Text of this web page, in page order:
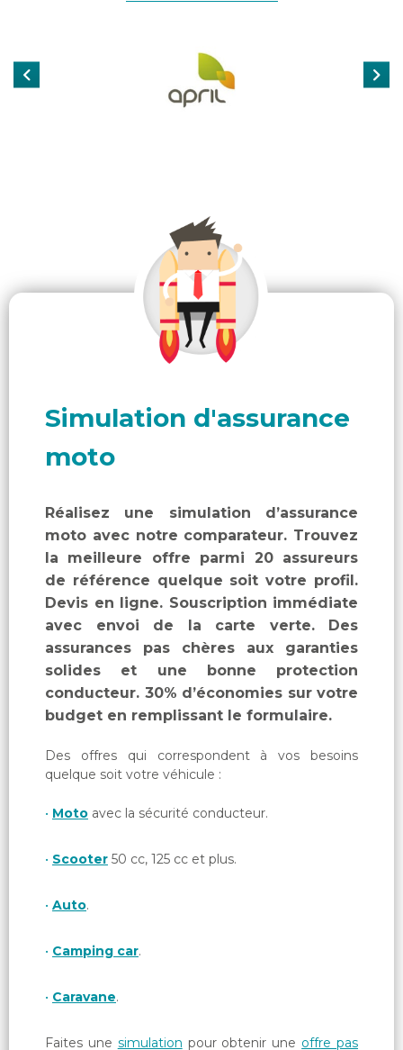
Qui sommes-nous ?
Simulation d'assurance
moto
Réalisez une simulation d’assurance
moto avec notre comparateur. Trouvez
la meilleure offre parmi 20 assureurs
de référence quelque soit votre profil.
Devis en ligne. Souscription immédiate
avec envoi de la carte verte. Des
assurances pas chères aux garanties
solides et une bonne protection
conducteur. 30% d’économies sur votre
budget en remplissant le formulaire.
Des offres qui correspondent à vos besoins
quelque soit votre véhicule :
Moto avec la sécurité conducteur.
Scooter 50 cc, 125 cc et plus.
Auto.
Camping car.
Caravane.
Faites une simulation pour obtenir une offre pas